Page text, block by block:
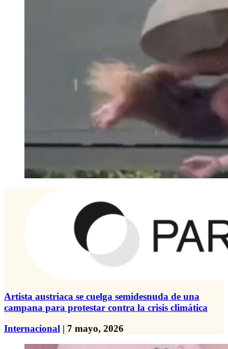
Artista austriaca se cuelga semidesnuda de una
campana para protestar contra la crisis climática
Internacional | 7 mayo, 2026